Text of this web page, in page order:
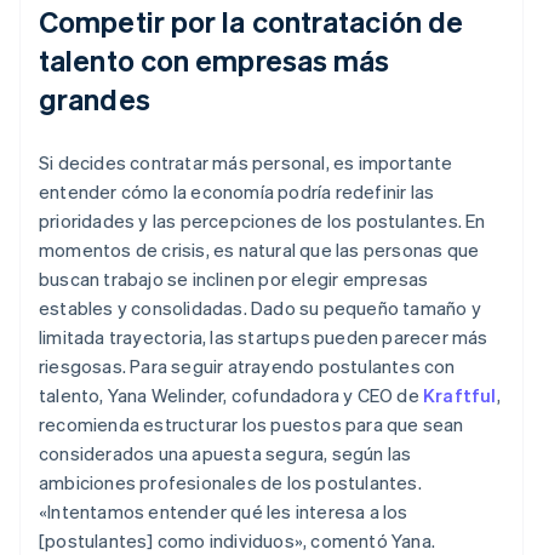
Competir por la contratación de
talento con empresas más
grandes
Si decides contratar más personal, es importante
entender cómo la economía podría redefinir las
prioridades y las percepciones de los postulantes. En
momentos de crisis, es natural que las personas que
buscan trabajo se inclinen por elegir empresas
estables y consolidadas. Dado su pequeño tamaño y
limitada trayectoria, las startups pueden parecer más
riesgosas. Para seguir atrayendo postulantes con
talento, Yana Welinder, cofundadora y CEO de Kraftful,
recomienda estructurar los puestos para que sean
considerados una apuesta segura, según las
ambiciones profesionales de los postulantes.
«Intentamos entender qué les interesa a los
[postulantes] como individuos», comentó Yana.